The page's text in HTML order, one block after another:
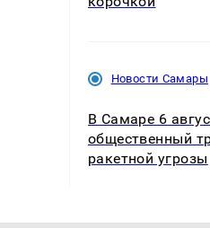
Новости Самары
В Самаре 6
общественный
ракетной угрозы